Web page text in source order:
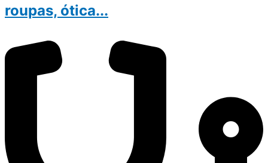
roupas, ótica...